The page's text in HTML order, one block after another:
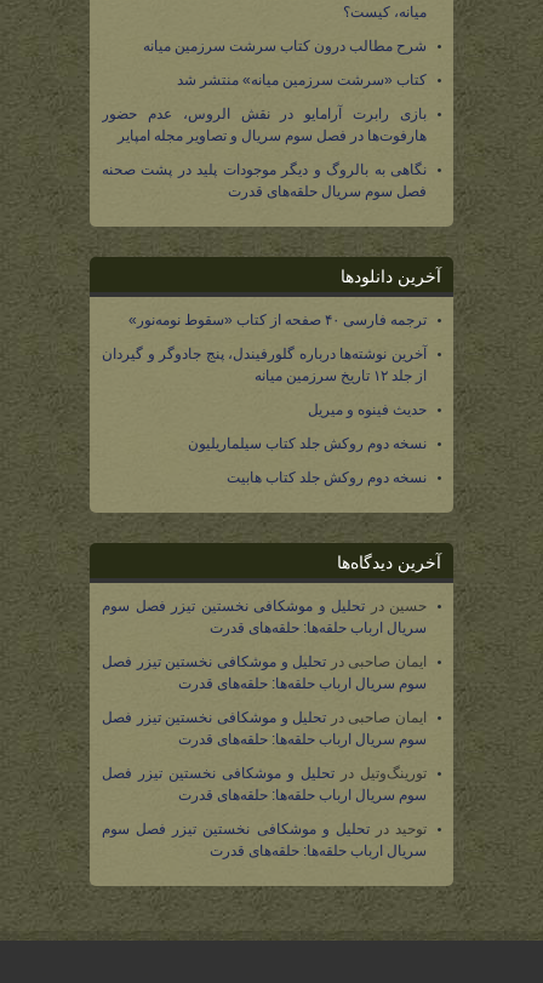
میانه، کیست؟
شرح مطالب درون کتاب سرشت سرزمین میانه
کتاب «سرشت سرزمین میانه» منتشر شد
بازی رابرت آرامایو در نقش الروس، عدم حضور
هارفوت‌ها در فصل سوم سریال و تصاویر مجله امپایر
نگاهی به بالروگ و دیگر موجودات پلید در پشت صحنه
فصل سوم سریال حلقه‌های قدرت
آخرین دانلودها
ترجمه فارسی ۴۰ صفحه از کتاب «سقوط نومه‌نور»
آخرین نوشته‌ها درباره گلورفیندل، پنج جادوگر و گیردان
از جلد ۱۲ تاریخ سرزمین میانه
حدیث فینوه و میریل
نسخه دوم روکش جلد کتاب سیلماریلیون
نسخه دوم روکش جلد کتاب هابیت
آخرین دیدگاه‌ها
حسین در تحلیل و موشکافی نخستین تیزر فصل سوم
سریال ارباب حلقه‌ها: حلقه‌های قدرت
ایمان صاحبی در تحلیل و موشکافی نخستین تیزر فصل
سوم سریال ارباب حلقه‌ها: حلقه‌های قدرت
ایمان صاحبی در تحلیل و موشکافی نخستین تیزر فصل
سوم سریال ارباب حلقه‌ها: حلقه‌های قدرت
تورینگ‌وتیل در تحلیل و موشکافی نخستین تیزر فصل
سوم سریال ارباب حلقه‌ها: حلقه‌های قدرت
توحید درتحلیل و موشکافی نخستین تیزر فصل سوم
سریال ارباب حلقه‌ها: حلقه‌های قدرت